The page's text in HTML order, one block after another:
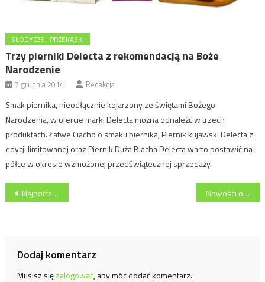
SŁODYCZE I PRZEKĄSKI
Trzy pierniki Delecta z rekomendacją na Boże
Narodzenie
7 grudnia 2014 Redakcja
Smak piernika, nieodłącznie kojarzony ze świętami Bożego
Narodzenia, w ofercie marki Delecta można odnaleźć w trzech
produktach. Łatwe Ciacho o smaku piernika, Piernik kujawski Delecta z
edycji limitowanej oraz Piernik Duża Blacha Delecta warto postawić na
półce w okresie wzmożonej przedświątecznej sprzedaży.
Nawigacja
Najpotrzebniejsze urządzenia kuchenne w obniżonych cenach Nowości od marki Zwieger, czyli patelnie Forte do zdrowego smażenia
Dodaj komentarz
Musisz sięzalogować, aby móc dodać komentarz.